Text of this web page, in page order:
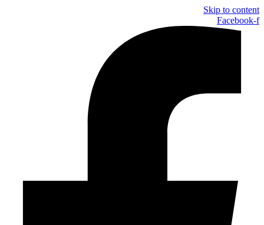
Skip to content
Facebook-f